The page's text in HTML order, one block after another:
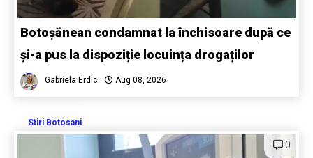
Botoșănean condamnat la închisoare după ce
și-a pus la dispoziție locuința drogaților
Gabriela Erdic Aug 08, 2026
Stiri Botosani
0